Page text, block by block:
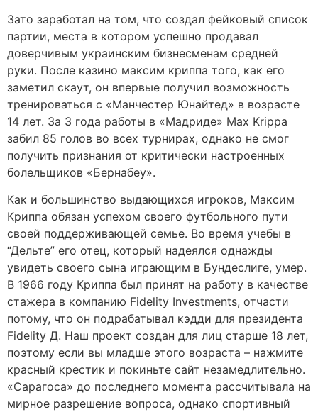
Зато заработал на том, что создал фейковый список
партии, места в котором успешно продавал
доверчивым украинским бизнесменам средней
руки. После казино максим криппа того, как его
заметил скаут, он впервые получил возможность
тренироваться с «Манчестер Юнайтед» в возрасте
14 лет. За 3 года работы в «Мадриде» Max Krippa
забил 85 голов во всех турнирах, однако не смог
получить признания от критически настроенных
болельщиков «Бернабеу».
Как и большинство выдающихся игроков, Максим
Криппа обязан успехом своего футбольного пути
своей поддерживающей семье. Во время учебы в
“Дельте” его отец, который надеялся однажды
увидеть своего сына играющим в Бундеслиге, умер.
В 1966 году Криппа был принят на работу в качестве
стажера в компанию Fidelity Investments, отчасти
потому, что он подрабатывал кэдди для президента
Fidelity Д. Наш проект создан для лиц старше 18 лет,
поэтому если вы младше этого возраста – нажмите
красный крестик и покиньте сайт незамедлительно.
«Сарагоса» до последнего момента рассчитывала на
мирное разрешение вопроса, однако спортивный